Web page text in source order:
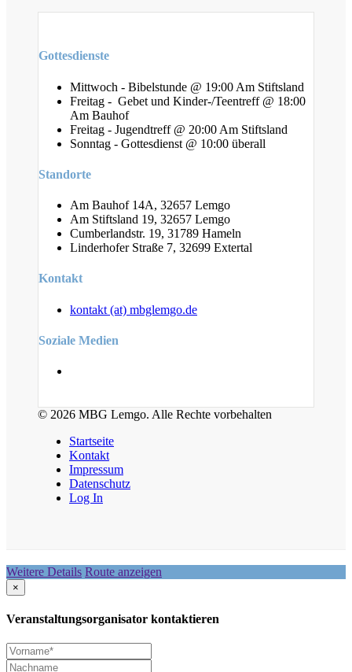
Gottesdienste
Mittwoch - Bibelstunde @ 19:00 Am Stiftsland
Freitag - Gebet und Kinder-/Teentreff @ 18:00
Am Bauhof
Freitag - Jugendtreff @ 20:00 Am Stiftsland
Sonntag - Gottesdienst @ 10:00 überall
Standorte
Am Bauhof 14A, 32657 Lemgo
Am Stiftsland 19, 32657 Lemgo
Cumberlandstr. 19, 31789 Hameln
Linderhofer Straße 7, 32699 Extertal
Kontakt
kontakt (at) mbglemgo.de
Soziale Medien
© 2026 MBG Lemgo. Alle Rechte vorbehalten
Startseite
Kontakt
Impressum
Datenschutz
Log In
Weitere Details Route anzeigen
×
Veranstaltungsorganisator kontaktieren